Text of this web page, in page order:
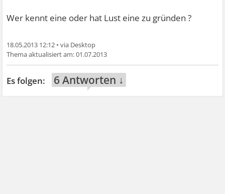
Wer kennt eine oder hat Lust eine zu gründen ?
18.05.2013 12:12 •
01.07.2013
6 Antworten ↓